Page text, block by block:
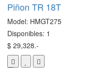
Piñon TR 18T
Model: HMGT275
Disponibles: 1
$ 29,328.-